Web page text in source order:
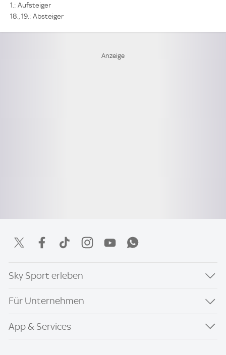
1.: Aufsteiger
18., 19.: Absteiger
Sky Sport erleben
Für Unternehmen
App & Services